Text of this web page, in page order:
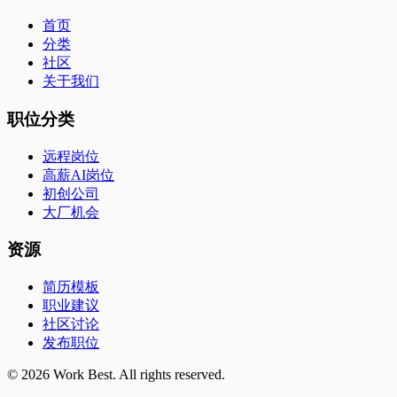
首页
分类
社区
关于我们
职位分类
远程岗位
高薪AI岗位
初创公司
大厂机会
资源
简历模板
职业建议
社区讨论
发布职位
© 2026 Work Best. All rights reserved.